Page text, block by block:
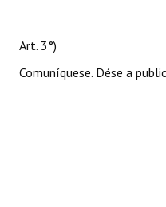
Art. 3°)
Comuníquese. Dése a